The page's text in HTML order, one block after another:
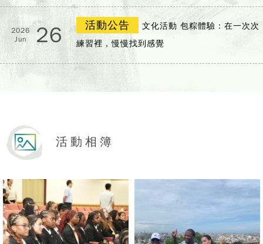
2026
Jun
26 活動公告
文化活動 包粽體驗：在一次次
練習裡，慢慢找到感覺
活動相簿